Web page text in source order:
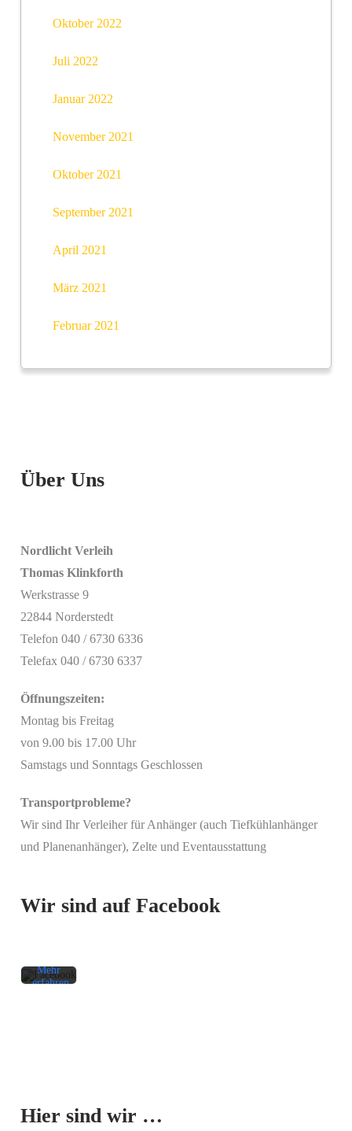
Oktober 2022
Juli 2022
Januar 2022
November 2021
Oktober 2021
September 2021
April 2021
März 2021
Februar 2021
Über Uns
Nordlicht Verleih
Thomas Klinkforth
Werkstrasse 9
22844 Norderstedt
Telefon 040 / 6730 6336
Telefax 040 / 6730 6337
Öffnungszeiten:
Montag bis Freitag
von 9.00 bis 17.00 Uhr
Samstags und Sonntags Geschlossen
Transportprobleme?
Wir sind Ihr Verleiher für Anhänger (auch Tiefkühlanhänger
und Planenanhänger), Zelte und Eventausstattung
Wir sind auf Facebook
Mit
akzeptieren
Mehr
erfahren
Hier sind wir …
akzeptieren